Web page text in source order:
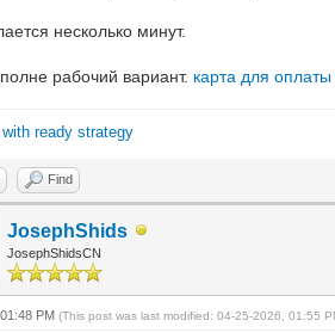
несколько минут.
рабочий вариант. карта для
ready strategy
Find
JosephShids
JosephShidsCN
PM(This post was last modified: 04-25-2026, 01:55